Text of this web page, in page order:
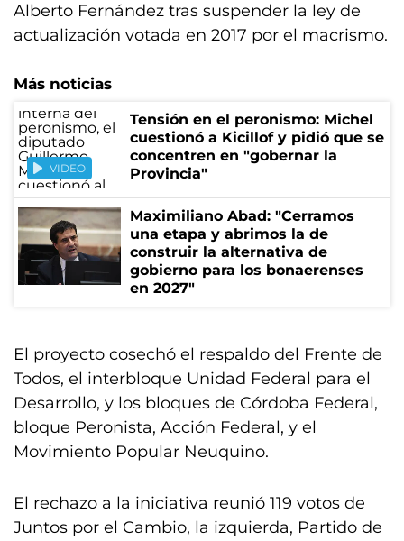
Alberto Fernández tras suspender la ley de
actualización votada en 2017 por el macrismo.
Más noticias
VIDEO
Tensión en el peronismo: Michel
cuestionó a Kicillof y pidió que se
concentren en "gobernar la
Provincia"
Maximiliano Abad: "Cerramos
una etapa y abrimos la de
construir la alternativa de
gobierno para los bonaerenses
en 2027"
El proyecto cosechó el respaldo del Frente de
Todos, el interbloque Unidad Federal para el
Desarrollo, y los bloques de Córdoba Federal,
bloque Peronista, Acción Federal, y el
Movimiento Popular Neuquino.
El rechazo a la iniciativa reunió 119 votos de
Juntos por el Cambio, la izquierda, Partido de